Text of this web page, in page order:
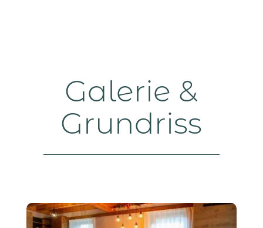
Galerie &
Grundriss